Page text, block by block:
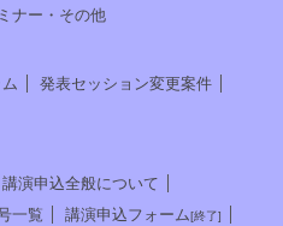
ナー・その他
発表セッション変更案件
講演申込全般について
一覧 講演申込フォーム[終了]